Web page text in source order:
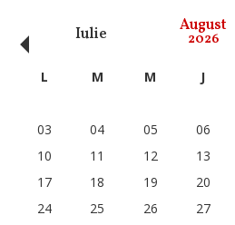
Iulie August
2026
‹ L M M J
03
04 05 06
10
11 12 13
17
18 19 20
24
25 26 27